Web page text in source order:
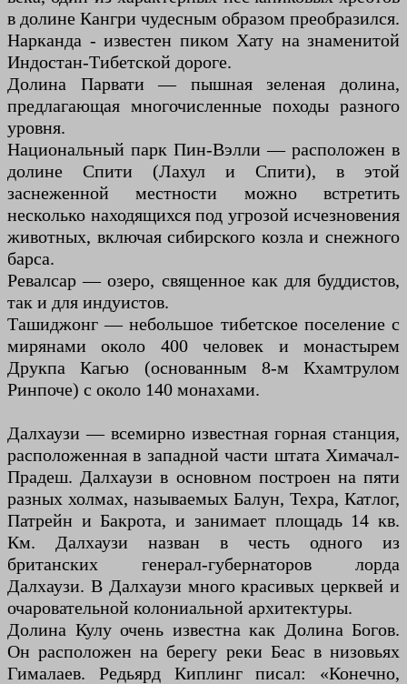
в долине Кангри чудесным образом преобразился.
Нарканда - известен пиком Хату на знаменитой
Индостан-Тибетской дороге.
Долина Парвати — пышная зеленая долина,
предлагающая многочисленные походы разного
уровня.
Национальный парк Пин-Вэлли — расположен в
долине Спити (Лахул и Спити), в этой
заснеженной местности можно встретить
несколько находящихся под угрозой исчезновения
животных, включая сибирского козла и снежного
барса.
Ревалсар — озеро, священное как для буддистов,
так и для индуистов.
Ташиджонг — небольшое тибетское поселение с
мирянами около 400 человек и монастырем
Друкпа Кагью (основанным 8-м Кхамтрулом
Ринпоче) с около 140 монахами.
Далхаузи — всемирно известная горная станция,
расположенная в западной части штата Химачал-
Прадеш. Далхаузи в основном построен на пяти
разных холмах, называемых Балун, Техра, Катлог,
Патрейн и Бакрота, и занимает площадь 14 кв.
Км. Далхаузи назван в честь одного из
британских генерал-губернаторов лорда
Далхаузи. В Далхаузи много красивых церквей и
очаровательной колониальной архитектуры.
Долина Кулу очень известна как Долина Богов.
Он расположен на берегу реки Беас в низовьях
Гималаев. Редьярд Киплинг писал: «Конечно,